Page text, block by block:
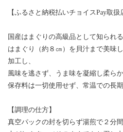
【ふるさと納税払いチョイスPay取扱
国産はまぐりの高級品として知られ
はまぐり（約８㎝）を貝汁まで美味
加工し、
風味を逃さず、うま味を凝縮し柔ら
保存料は一切使用せず、常温での長
【調理の仕方】
真空パックの封を切らず湯煎で２分